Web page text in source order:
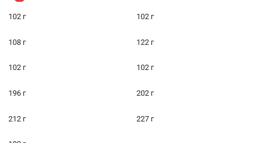
102 г 102 г
108 г 122 г
102 г 102 г
196 г 202 г
212 г 227 г